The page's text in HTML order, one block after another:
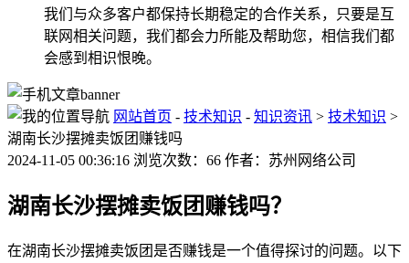
我们与众多客户都保持长期稳定的合作关系，只要是互
联网相关问题，我们都会力所能及帮助您，相信我们都
会感到相识恨晚。
网站首页 - 技术知识 - 知识资讯 > 技术知识 >
湖南长沙摆摊卖饭团赚钱吗
2024-11-05 00:36:16 浏览次数：66 作者：苏州网络公司
湖南长沙摆摊卖饭团赚钱吗？
在湖南长沙摆摊卖饭团是否赚钱是一个值得探讨的问题。以下